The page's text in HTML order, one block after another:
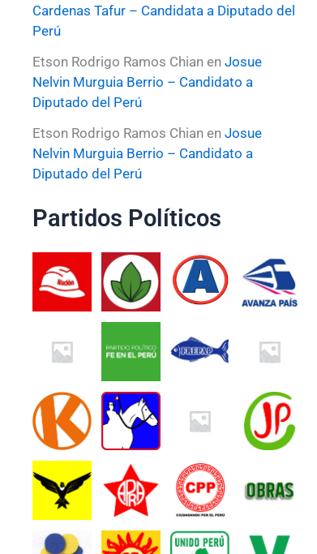
Cardenas Tafur – Candidata a Diputado del
Perú
Etson Rodrigo Ramos Chianen Josue
Nelvin Murguia Berrio – Candidato a
Diputado del Perú
Etson Rodrigo Ramos Chianen Josue
Nelvin Murguia Berrio – Candidato a
Diputado del Perú
Partidos Políticos